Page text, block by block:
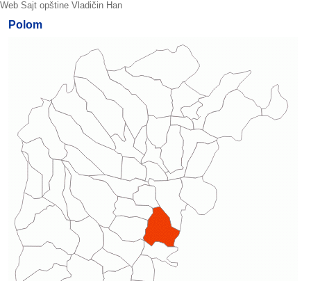
Web Sajt opštine Vladičin Han
Polom